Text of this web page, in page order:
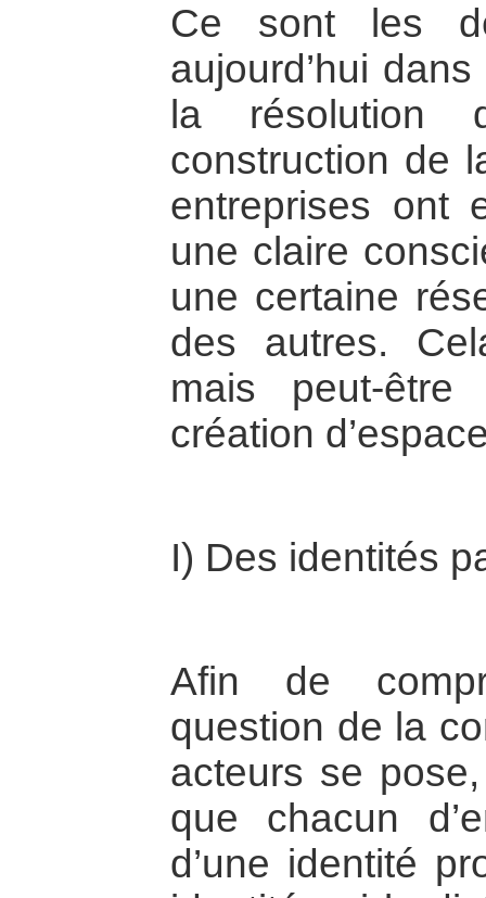
Ce sont les
aujourd’hui
la
construction de
entreprises ont
une claire
une certaine
des autres.
mais peut-
création
I) Des identités
Afin de
question de la
acteurs se
que chacun
d’une identité